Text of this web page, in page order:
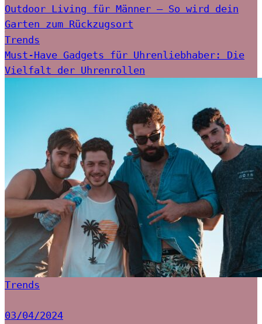
Outdoor Living für Männer – So wird dein
Garten zum Rückzugsort
Trends
Must-Have Gadgets für Uhrenliebhaber: Die
Vielfalt der Uhrenrollen
Trends
03/04/2024